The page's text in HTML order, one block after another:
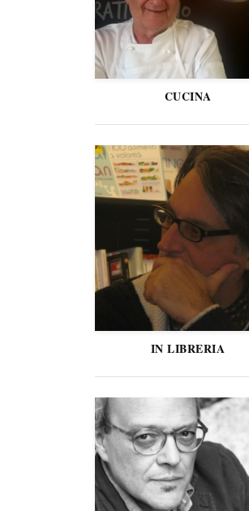
CUCINA
IN LIBRERIA